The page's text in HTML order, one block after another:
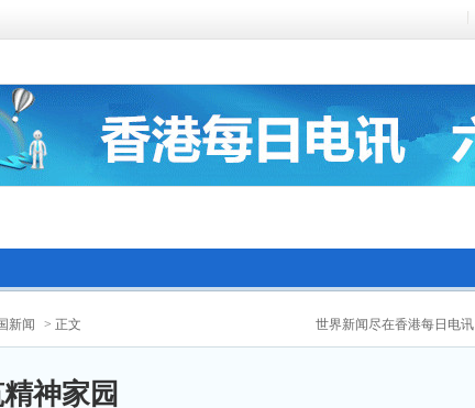
世界新闻尽在香港每日电讯
新闻 > 正文
神家园